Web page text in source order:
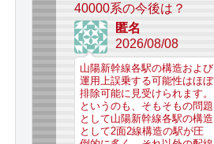
40000系の今後は？
匿名
2026/08/08
山陽新幹線各駅の構造および
運用上誤乗する可能性はほぼ
排除可能に見受けられます。
というのも、そもそもの問題
として山陽新幹線各駅の構造
として2面2線構造の駅が圧